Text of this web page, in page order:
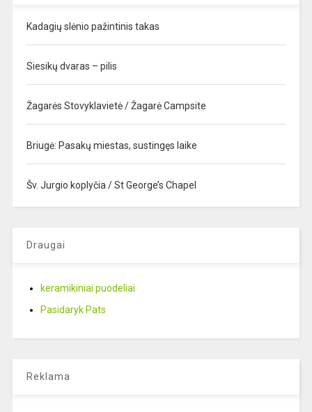
Kadagių slėnio pažintinis takas
Siesikų dvaras – pilis
Žagarės Stovyklavietė / Žagarė Campsite
Briugė: Pasakų miestas, sustingęs laike
Šv. Jurgio koplyčia / St George’s Chapel
Draugai
keramikiniai puodeliai
Pasidaryk Pats
Reklama